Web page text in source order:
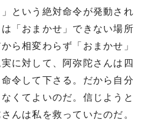
という絶対命令が発動され
「おまかせ」できない場所
ら相変わらず「おまかせ」
に対して、阿弥陀さんは四
令して下さる。だから自分
くてよいのだ。信じようと
んは私を救っていたのだ。